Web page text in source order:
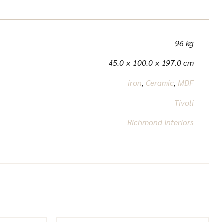
96 kg
45.0 × 100.0 × 197.0 cm
iron, Ceramic, MDF
Tivoli
Richmond Interiors